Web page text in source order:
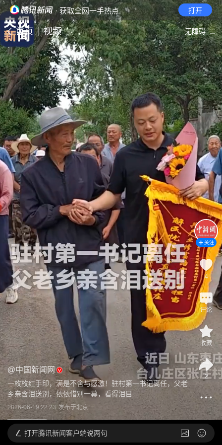
· 获取全网一手热点 打开
首页 视频 无障碍
@中国新闻网
一枚枚红手印，满是不舍与感激！驻村第一书记离任，父老
乡亲含泪送别，依依惜别一幕，看得泪目
2026-06-19 22:23 发布于北京
关注
4
评论
收藏
2
打开腾讯新闻客户端说两句